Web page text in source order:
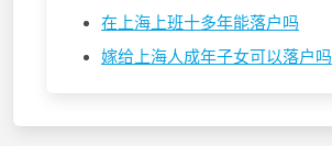
在上海上班十多年能落户吗
嫁给上海人成年子女可以落户吗